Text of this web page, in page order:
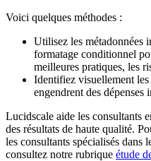
Voici quelques méthodes :
Utilisez les métadonnées
formatage conditionnel
meilleures pratiques, les
Identifiez visuellement
engendrent des dépenses
Lucidscale aide les consultants
des résultats de haute qualité.
les consultants spécialisés dans
consultez notre rubrique étude